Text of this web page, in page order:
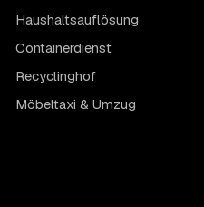
Haushaltsauflösung
Containerdienst
Recyclinghof
Möbeltaxi & Umzug